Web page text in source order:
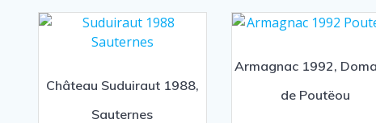
Château Suduiraut 1988,
Sauternes
Armagnac 1992,
de Poutëou